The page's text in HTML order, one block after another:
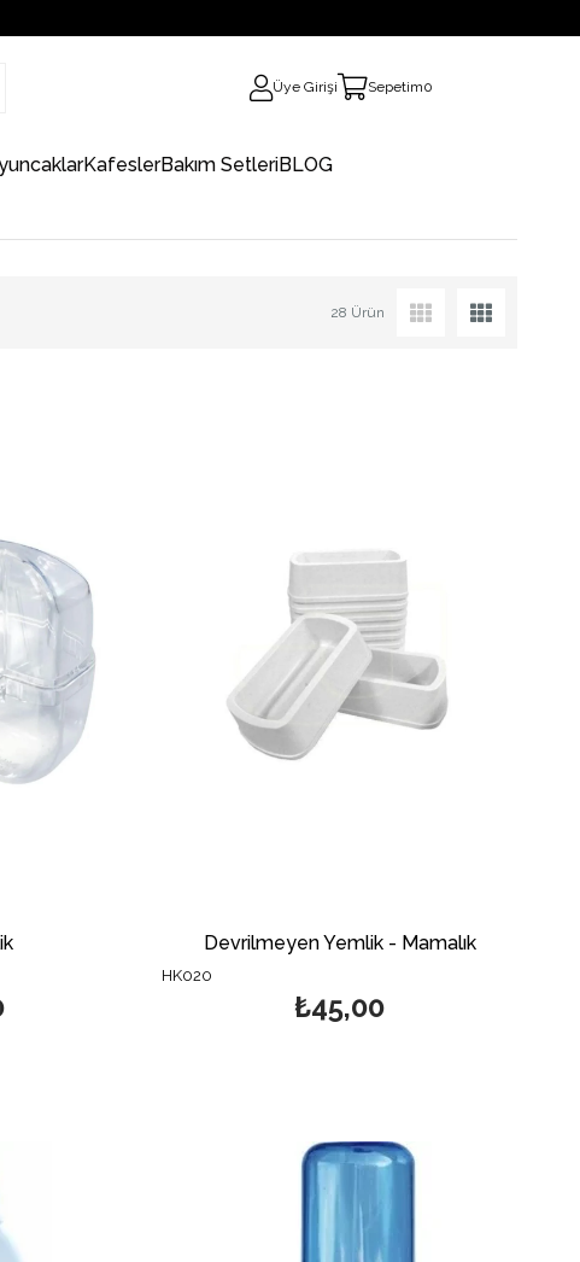
Üye Girişi Sepetim0
KafeslerBakım SetleriBLOG
28 Ürün
Devrilmeyen Yemlik - Mamalık
HK020
₺45,00